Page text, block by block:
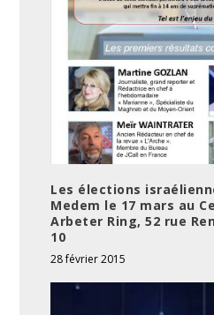
Les élections
Medem le 17 mars au
Arbeter Ring, 52 rue
10
28 février 2015